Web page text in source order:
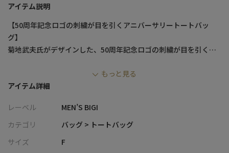
アイテム説明
【50周年記念ロゴの刺繍が目を引くアニバーサリートートバッ
グ】
菊地武夫氏がデザインした、50周年記念ロゴの刺繍が目を引くト
しっかりとしたハリのある素材と大容量サイズが特徴で、デイリ
ーユースから特別なシーンまで幅広く活躍します。
菊地武夫氏デザインの50周年記念ロゴの刺繍がフロントに施され
ており、アニバーサリー感を高めています。
大容量なので、荷物が多い日のお出かけにも、サブバッグとして
もっと見る
アイテム詳細
レーベル
MEN’S BIGI
カテゴリ
バッグ > トートバッグ
サイズ
F